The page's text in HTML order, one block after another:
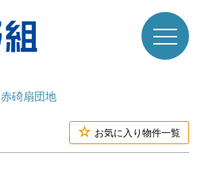
赤碕扇団地
お気に入り物件一覧